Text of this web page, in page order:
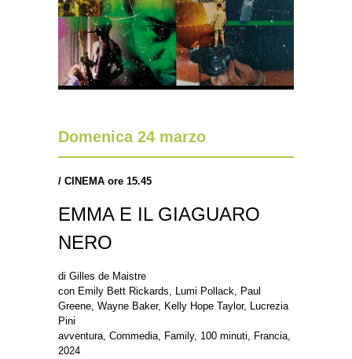
Domenica 24 marzo
/ CINEMA ore 15.45
EMMA E IL GIAGUARO
NERO
di Gilles de Maistre
con Emily Bett Rickards, Lumi Pollack, Paul
Greene, Wayne Baker, Kelly Hope Taylor, Lucrezia
Pini
avventura, Commedia, Family, 100 minuti, Francia,
2024